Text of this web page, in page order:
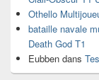
Othello
bataille navale
Death God T1
Eubben dans